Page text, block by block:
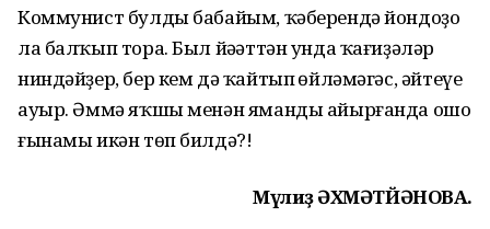
Коммунист булды бабайым, ҡәбе­рендә йондоҙо
ла балҡып тора. Был йәһәттән унда ҡағиҙәләр
ниндәй­­ҙер, бер кем дә ҡайтып һөйләмәгәс, әйте­үе
ауыр. Әммә яҡшы менән яманды айырғанда ошо
ғынамы икән төп билдә?!
Мәүлиҙә ӘХМӘТЙӘНОВА.